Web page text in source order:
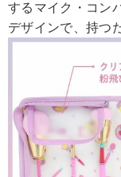
するマイク・コン
デザインで、持つ